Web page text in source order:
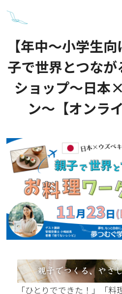
【年中〜小学生
子で世界とつな
ショップ〜日本
ン〜【オンラ
「ひとりでできた！」「料